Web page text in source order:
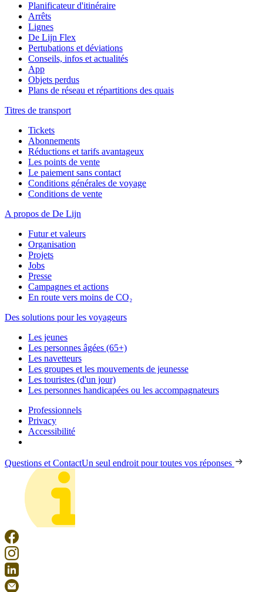
Planificateur d'itinéraire
Arrêts
Lignes
De Lijn Flex
Pertubations et déviations
Conseils, infos et actualités
App
Objets perdus
Plans de réseau et répartitions des quais
Titres de transport
Tickets
Abonnements
Réductions et tarifs avantageux
Les points de vente
Le paiement sans contact
Conditions générales de voyage
Conditions de vente
A propos de De Lijn
Futur et valeurs
Organisation
Projets
Jobs
Presse
Campagnes et actions
En route vers moins de CO₂
Des solutions pour les voyageurs
Les jeunes
Les personnes âgées (65+)
Les navetteurs
Les groupes et les mouvements de jeunesse
Les touristes (d'un jour)
Les personnes handicapées ou les accompagnateurs
Professionnels
Privacy
Accessibilité
Questions et ContactUn seul endroit pour toutes vos réponses